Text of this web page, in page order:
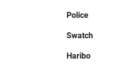
Police
Swatch
Haribo